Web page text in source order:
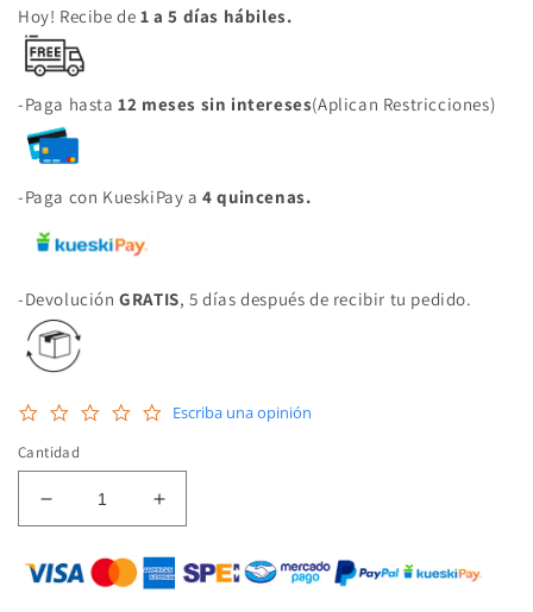
Hoy! Recibe de 1 a 5 días hábiles.
-Paga hasta12 meses sin intereses(Aplican Restricciones)
-Paga con KueskiPay a4 quincenas.
-DevoluciónGRATIS, 5 días después de recibir tu pedido.
0.0
Escriba una opinión
Cantidad
Reducir
cantidad
para
LK-
Aumentar
cantidad
para
LK-